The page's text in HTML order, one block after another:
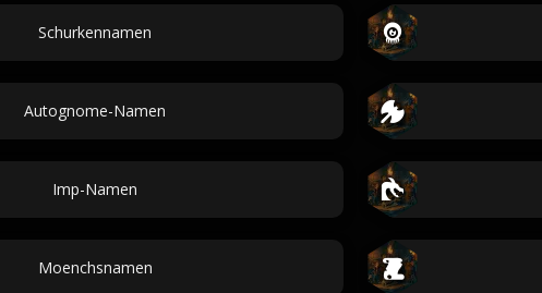
Schurkennamen
Autognome-Namen
Imp-Namen
Moenchsnamen